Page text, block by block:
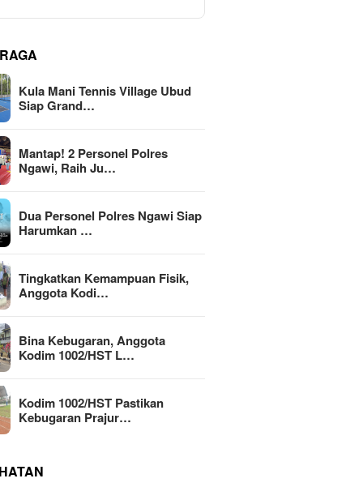
Kula Mani Tennis Village Ubud
Siap Grand…
Mantap! 2 Personel Polres
Ngawi, Raih Ju…
Dua Personel Polres Ngawi Siap
Harumkan …
Tingkatkan Kemampuan Fisik,
Anggota Kodi…
Bina Kebugaran, Anggota
Kodim 1002/HST L…
Kodim 1002/HST Pastikan
Kebugaran Prajur…